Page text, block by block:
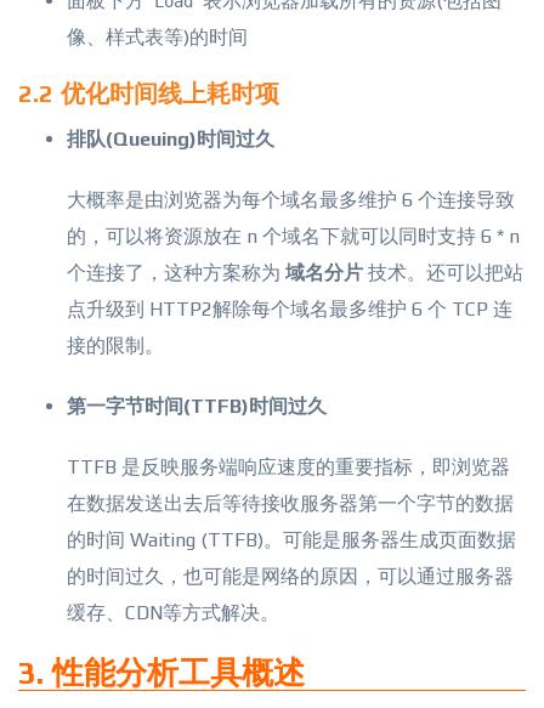
像、样式表等)的时间
2.2 优化时间线上耗时项
排队(Queuing)时间过久
大概率是由浏览器为每个域名最多维护 6 个连接导致
的，可以将资源放在 n 个域名下就可以同时支持 6 * n
个连接了，这种方案称为 域名分片 技术。还可以把站
点升级到 HTTP2解除每个域名最多维护 6 个 TCP 连
接的限制。
第一字节时间(TTFB)时间过久
TTFB 是反映服务端响应速度的重要指标，即浏览器
在数据发送出去后等待接收服务器第一个字节的数据
的时间 Waiting (TTFB)。可能是服务器生成页面数据
的时间过久，也可能是网络的原因，可以通过服务器
缓存、CDN等方式解决。
3. 性能分析工具概述